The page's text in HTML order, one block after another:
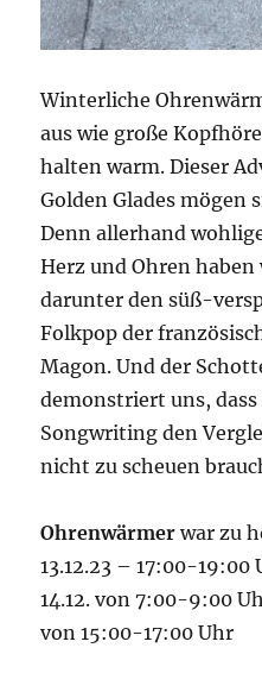
Winterliche
aus wie große
halten warm. Dieser
Golden Glades mögen
Denn allerhand
Herz und Ohren
darunter den süß-
Folkpop der
Magon. Und der
demonstriert uns, dass
Songwriting den
nicht zu scheuen
Ohrenwärmer war zu
13.12.23 – 17:00-
14.12. von 7:00-9:00
von 15:00-17:00 Uhr